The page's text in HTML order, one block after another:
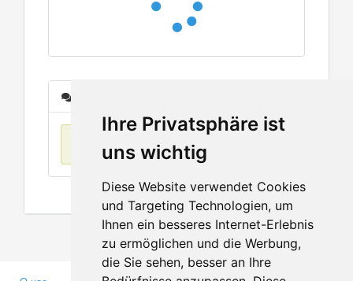
Ihre Privatsphäre ist
uns wichtig
Diese Website verwendet Cookies
und Targeting Technologien, um
Ihnen ein besseres Internet-Erlebnis
zu ermöglichen und die Werbung,
die Sie sehen, besser an Ihre